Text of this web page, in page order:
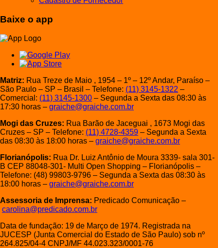
Baixe o app
Matriz: Rua Treze de Maio , 1954 – 1º – 12º Andar, Paraíso –
São Paulo – SP – Brasil – Telefone: (11) 3145-1322 –
Comercial: (11) 3145-1300 – Segunda a Sexta das 08:30 às
17:30 horas – graiche@graiche.com.br
Mogi das Cruzes: Rua Barão de Jaceguai , 1673 Mogi das
Cruzes – SP – Telefone: (11) 4728-4359 – Segunda a Sexta
das 08:30 às 18:00 horas – graiche@graiche.com.br
Florianópolis: Rua Dr. Luiz Antônio de Moura 3339- sala 301-
B CEP 88048-301- Multi Open Shopping – Florianópolis –
Telefone: (48) 99803-9796 – Segunda a Sexta das 08:30 às
18:00 horas – graiche@graiche.com.br
Assessoria de Imprensa: Predicado Comunicação –
carolina@predicado.com.br
Data de fundação: 19 de Março de 1974. Registrada na
JUCESP (Junta Comercial do Estado de São Paulo) sob nº
264.825/04-4 CNPJ/MF 44.023.323/0001-76